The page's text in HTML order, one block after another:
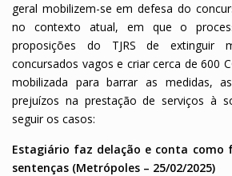
geral mobilizem-se em defesa do
no contexto atual, em que o
proposições do TJRS de extinguir
concursados vagos e criar cerca de 600
mobilizada para barrar as medidas,
prejuízos na prestação de serviços à
seguir os casos:
Estagiário faz delação e conta como
sentenças (Metrópoles – 25/02/2025)